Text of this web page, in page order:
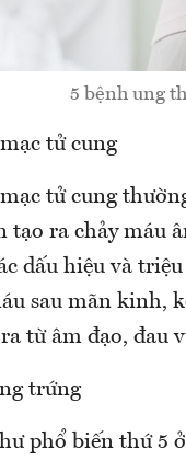
5 bệnh ung
tử cung
tử cung
tạo ra chảy máu
dấu hiệu và
sau mãn kinh,
từ âm đạo, đau
trứng
phổ biến thứ 5